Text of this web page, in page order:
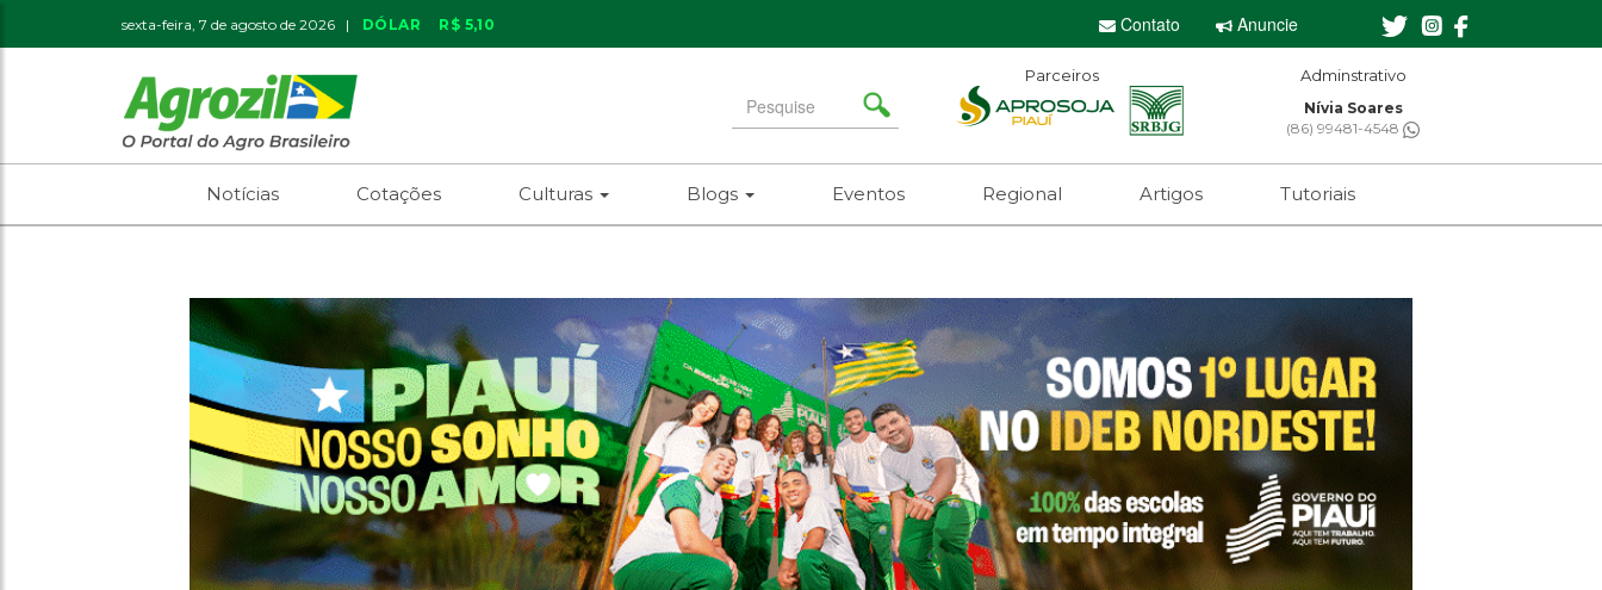
sexta-feira, 7 de agosto de 2026 | DÓLAR R$ 5,10 Contato Anuncie
Search
for
Parceiros Adminstrativo
Nívia Soares
(86) 99481-4548
Notícias Cotações Culturas Blogs Eventos Regional Artigos Tutoriais